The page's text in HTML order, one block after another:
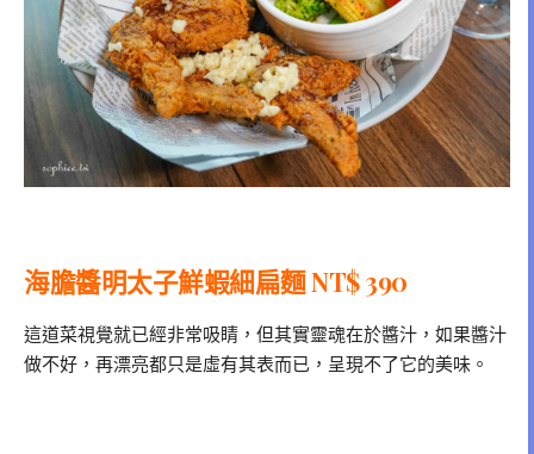
海膽醬明太子鮮蝦細扁麵 NT$ 390
這道菜視覺就已經非常吸睛，但其實靈魂在於醬汁，如果醬汁
做不好，再漂亮都只是虛有其表而已，呈現不了它的美味。